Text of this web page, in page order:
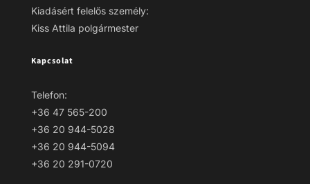
Kiadásért felelős személy:
Kiss Attila polgármester
Kapcsolat
Telefon:
+36 47 565-200
+36 20 944-5028
+36 20 944-5094
+36 20 291-0720